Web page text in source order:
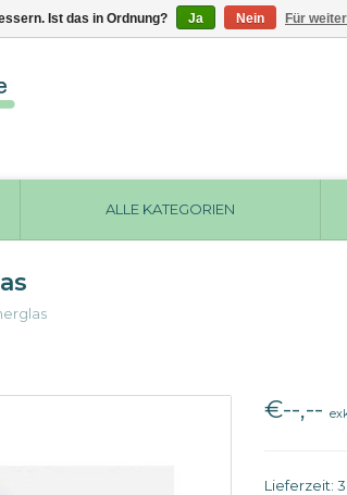
ALLE KATEGORIEN
€--,--
Lieferzeit:
Ist das in Ordnung? Ja Nein Für